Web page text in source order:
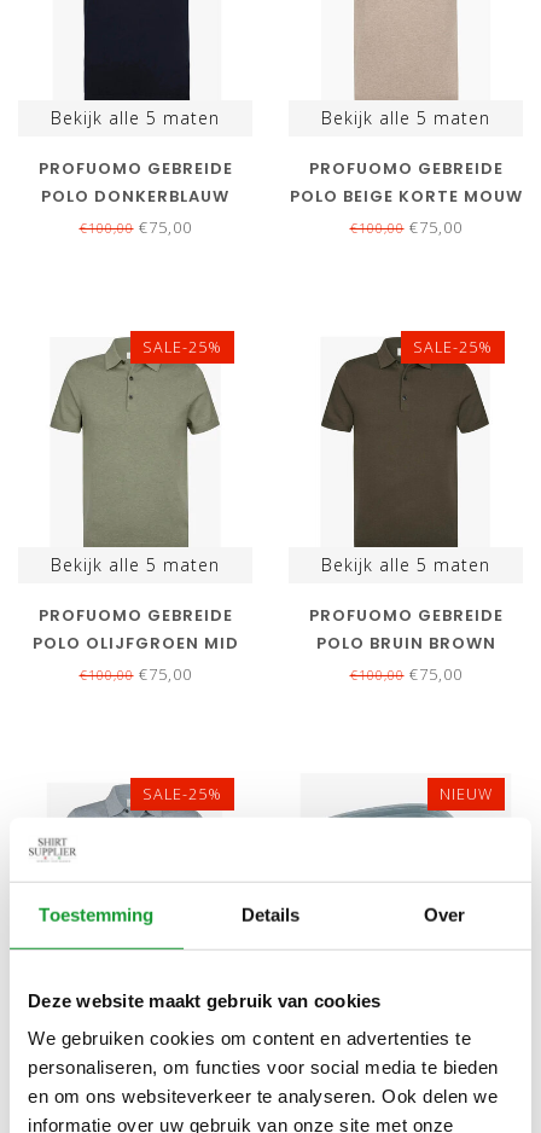
Toestemming Details Over
Deze website maakt gebruik van cookies
We gebruiken cookies om content en advertenties te
personaliseren, om functies voor social media te bieden
en om ons websiteverkeer te analyseren. Ook delen we
informatie over uw gebruik van onze site met onze
Bekijk alle 5 maten
PROFUOMO GEBREIDE
POLO DONKERBLAUW
NAVY KORTE MOUW
€100,00€75,00
Bekijk alle 5 maten
PROFUOMO GEBREIDE
POLO BEIGE KORTE MOUW
KWALITEIT TENCEL
€100,00€75,00
SALE-25%
Bekijk alle 5 maten
PROFUOMO GEBREIDE
POLO OLIJFGROEN MID
GREEN KORTE MOUW
€100,00€75,00
SALE-25%
Bekijk alle 5 maten
PROFUOMO GEBREIDE
POLO BRUIN BROWN
KORTE MOUW KWALITEIT
€100,00€75,00
SALE-25%
Bekijk alle 5maten
PROFUOMO GEBREIDE
POLO BLAUW BLUE KORTE
MOUW KWALITEIT TENCEL
€100,00€75,00
NIEUW
Bekijk alle
PROFUOMO SLIM FIT
OVERHEMD JAPANESE
KNITTED BLUE BLAUW
€129,00